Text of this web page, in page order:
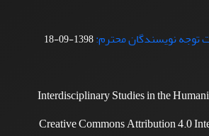
نویسندگان محترم:1398-09-18
Interdisciplinary Studies in the
Creative Commons Attribution 4.0